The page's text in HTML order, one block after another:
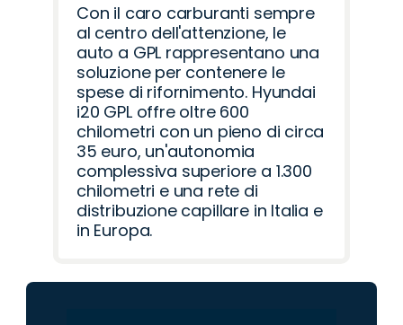
Con il caro carburanti sempre
al centro dell'attenzione, le
auto a GPL rappresentano una
soluzione per contenere le
spese di rifornimento. Hyundai
i20 GPL offre oltre 600
chilometri con un pieno di circa
35 euro, un'autonomia
complessiva superiore a 1.300
chilometri e una rete di
distribuzione capillare in Italia e
in Europa.